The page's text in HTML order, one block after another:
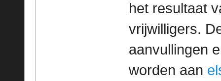
het resultaat
vrijwilligers.
aanvullingen
worden aan